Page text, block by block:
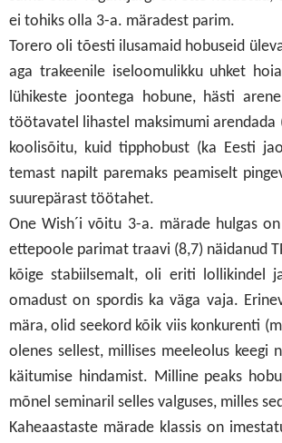
ei tohiks olla 3-a. märadest parim.
Torero oli tõesti ilusamaid hobuseid
aga trakeenile iseloomulikku uhket
lühikeste joontega hobune, hästi
töötavatel lihastel maksimumi arendada
koolisõitu, kuid tipphobust (ka Eesti
temast napilt paremaks peamiselt
suurepärast töötahet.
One Wish´i võitu 3-a. märade hulgas
ettepoole parimat traavi (8,7) näidanud
kõige stabiilsemalt, oli eriti lollikindel
omadust on spordis ka väga vaja.
mära, olid seekord kõik viis konkurenti
olenes sellest, millises meeleolus keegi
käitumise hindamist. Milline peaks
mõnel seminaril selles valguses, milles
Kaheaastaste märade klassis on